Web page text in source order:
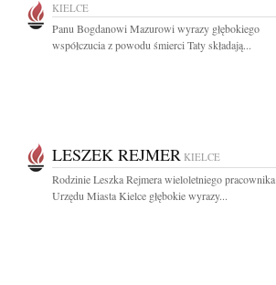
KIELCE
Panu Bogdanowi Mazurowi wyrazy głębokiego
współczucia z powodu śmierci Taty składają...
LESZEK REJMER KIELCE
Rodzinie Leszka Rejmera wieloletniego pracownika
Urzędu Miasta Kielce głębokie wyrazy...